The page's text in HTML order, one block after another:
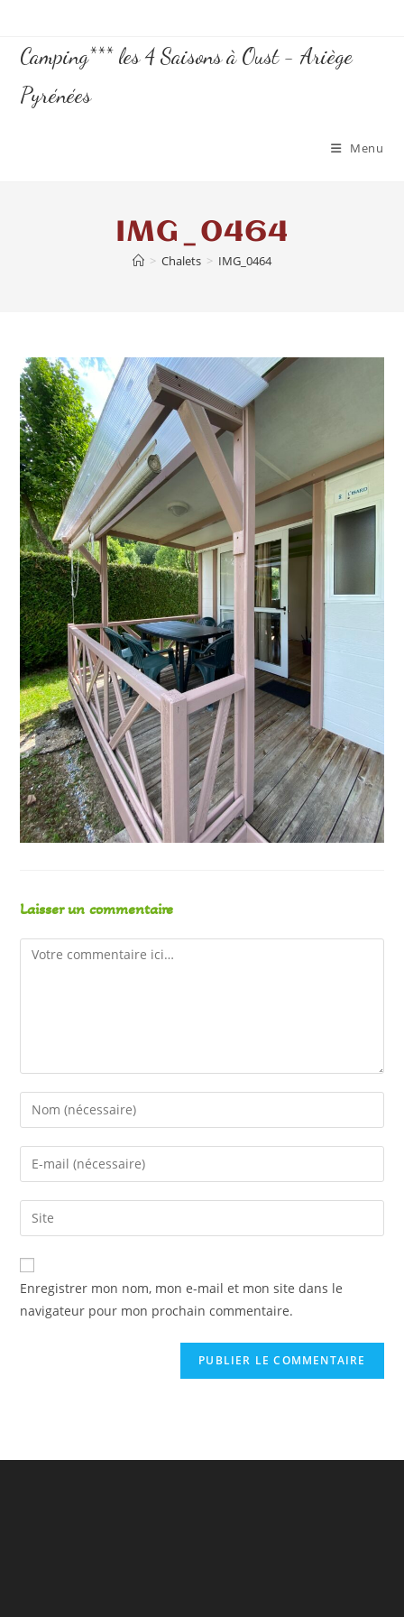
Camping*** les 4 Saisons à Oust - Ariège
Pyrénées
Menu
IMG_0464
> Chalets > IMG_0464
Laisser un commentaire
Enregistrer mon nom, mon e-mail et mon site dans le
navigateur pour mon prochain commentaire.